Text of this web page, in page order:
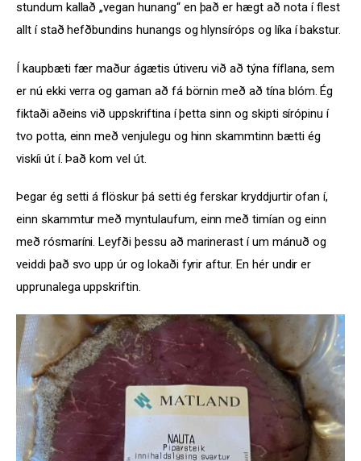
stundum kallað „vegan hunang“ en það er hægt að nota í flest
allt í stað hefðbundins hunangs og hlynsíróps og líka í bakstur.
Í kaupbæti fær maður ágætis útiveru við að týna fíflana, sem
er nú ekki verra og gaman að fá börnin með að tína blóm. Ég
fiktaði aðeins við uppskriftina í þetta sinn og skipti sírópinu í
tvo potta, einn með venjulegu og hinn skammtinn bætti ég
viskíi út í. Það kom vel út.
Þegar ég setti á flöskur þá setti ég ferskar kryddjurtir ofan í,
einn skammtur með myntulaufum, einn með timían og einn
með rósmaríni. Leyfði þessu að marinerast í um mánuð og
veiddi það svo upp úr og lokaði fyrir aftur. En hér undir er
upprunalega uppskriftin.